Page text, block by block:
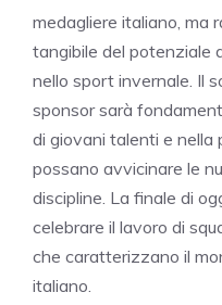
medagliere italiano, ma
tangibile del potenziale
nello sport invernale. Il
sponsor sarà
di giovani talenti e nella
possano avvicinare le
discipline. La finale di
celebrare il lavoro di
che caratterizzano il
italiano.